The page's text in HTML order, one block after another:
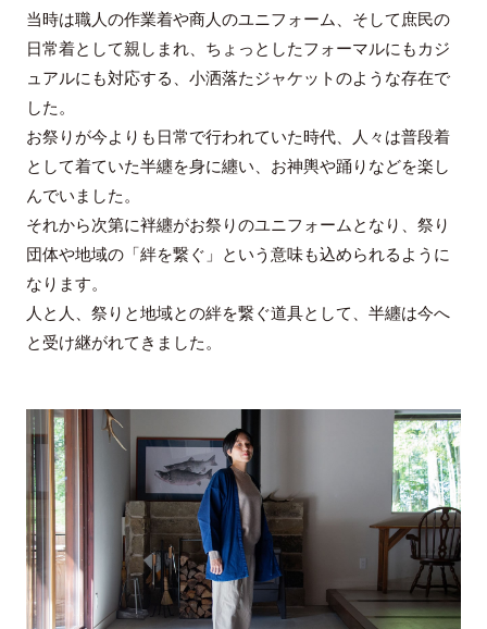
当時は職人の作業着や商人のユニフォーム、そして庶民の
日常着として親しまれ、ちょっとしたフォーマルにもカジ
ュアルにも対応する、小洒落たジャケットのような存在で
した。
お祭りが今よりも日常で行われていた時代、人々は普段着
として着ていた半纏を身に纏い、お神輿や踊りなどを楽し
んでいました。
それから次第に袢纏がお祭りのユニフォームとなり、祭り
団体や地域の「絆を繋ぐ」という意味も込められるように
なります。
人と人、祭りと地域との絆を繋ぐ道具として、半纏は今へ
と受け継がれてきました。